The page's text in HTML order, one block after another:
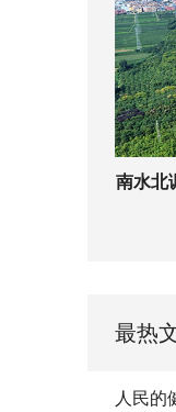
南水北
最热
人民的